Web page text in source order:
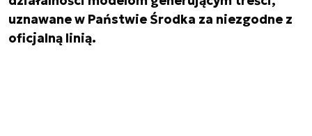
uznawane w Państwie Środka za niezgodne z
oficjalną linią.